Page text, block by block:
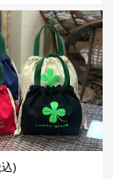
)